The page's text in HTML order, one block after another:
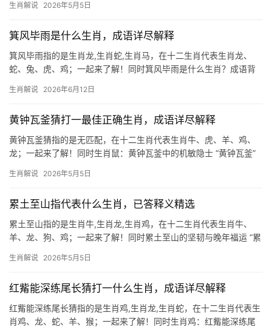
如绿槐荫下的灵巧过客，象征机敏与逢凶化吉的能力，古语云“鼠咬
生肖解说 2026年5月5日
箕风毕雨是什么生肖，成语详尽解释
箕风毕雨指的是生肖龙,生肖蛇,生肖马，在十二生肖代表生肖龙、
蛇、兔、虎、鸡；一起来了解！同时箕风毕雨是什么生肖？成语背
主雨的天象，后引申为统治者应如天地般恩威并施，在生肖文化
生肖解说 2026年6月12日
黄钟瓦釜猜打一最佳正确生肖，成语详尽解释
黄钟瓦釜猜指的是无匹配，在十二生肖代表生肖牛、虎、羊、鸡、
龙；一起来了解！同时生肖鼠：黄钟瓦釜中的机敏隐士 “黄钟瓦釜”
处纷扰却始终保有智慧灵性，鼠为十二地支之首，天生具备“子水”
生肖解说 2026年5月5日
累土至山指代表什么生肖，已答释义精选
累土至山指的是生肖牛,生肖龙,生肖鸡，在十二生肖代表生肖牛、
羊、龙、狗、鸡；一起来了解！同时累土至山的坚韧与晚年福运 “累
土般步步为营，终能堆砌成山，这类人年轻时多劳碌，30岁前事业
生肖解说 2026年5月5日
红觜能深练尾长猜打一什么生肖，成语详尽解释
红觜能深练尾长猜指的是生肖鸡,生肖龙,生肖蛇，在十二生肖代表生
肖鸡、龙、蛇、羊、猴；一起来了解！同时生肖鸡：红觜能深练尾